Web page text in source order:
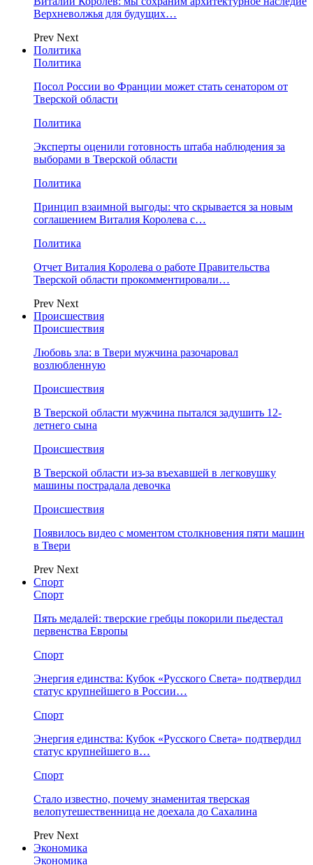
Верхневолжья для будущих…
Prev Next
Политика
Политика
Посол России во Франции может стать сенатором от
Тверской области
Политика
Эксперты оценили готовность штаба наблюдения за
выборами в Тверской области
Политика
Принцип взаимной выгоды: что скрывается за новым
соглашением Виталия Королева с…
Политика
Отчет Виталия Королева о работе Правительства
Тверской области прокомментировали…
Prev Next
Происшествия
Происшествия
Любовь зла: в Твери мужчина разочаровал
возлюбленную
Происшествия
В Тверской области мужчина пытался задушить 12-
летнего сына
Происшествия
В Тверской области из-за въехавшей в легковушку
машины пострадала девочка
Происшествия
Появилось видео с моментом столкновения пяти машин
в Твери
Prev Next
Спорт
Спорт
Пять медалей: тверские гребцы покорили пьедестал
первенства Европы
Спорт
Энергия единства: Кубок «Русского Света» подтвердил
статус крупнейшего в России…
Спорт
Энергия единства: Кубок «Русского Света» подтвердил
статус крупнейшего в…
Спорт
Стало известно, почему знаменитая тверская
велопутешественница не доехала до Сахалина
Prev Next
Экономика
Экономика